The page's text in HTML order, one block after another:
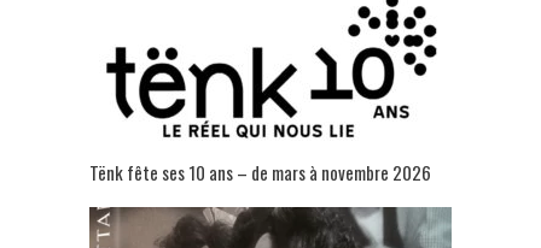
Tënk fête ses 10 ans – de mars à novembre 2026